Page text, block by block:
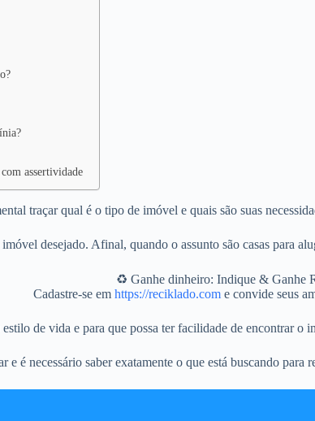
assertividade
traçar qual é o tipo de imóvel e quais são suas
desejado. Afinal, quando o assunto são casas para
♻️ Ganhe dinheiro: Indique & Ganhe
Cadastre-se em https://reciklado.come convide seus
de vida e para que possa ter facilidade de encontrar o
é necessário saber exatamente o que está buscando para